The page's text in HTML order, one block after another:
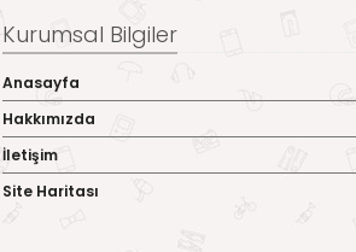
Kurumsal Bilgiler
Anasayfa
Hakkımızda
İletişim
Site Haritası